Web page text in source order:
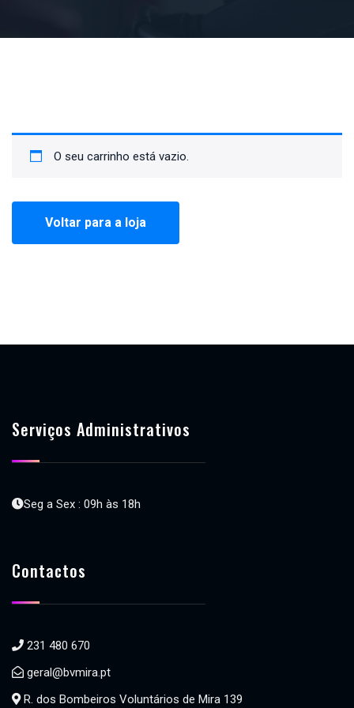
O seu carrinho está vazio.
Voltar para a loja
Serviços Administrativos
Seg a Sex : 09h às 18h
Contactos
231 480 670
geral@bvmira.pt
R. dos Bombeiros Voluntários de Mira 139